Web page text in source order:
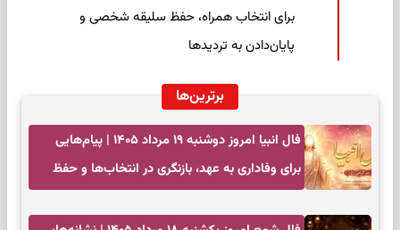
برای انتخاب همراه، حفظ سلیقه شخصی و
پایان‌دادن به تردیدها
برترین‌ها
فال انبیا امروز دوشنبه ۱۹ مرداد ۱۴۰۵ | پیام‌هایی
برای وفاداری به عهد، بازنگری در انتخاب‌ها و حفظ
آرامش